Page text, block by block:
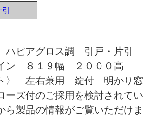
ハピアグロス調 引戸・片引
ン ８１９幅 ２０００高
ト〉 左右兼用 錠付 明かり窓
ズ付のご採用を検討されてい
ら製品の情報がご覧いただけま